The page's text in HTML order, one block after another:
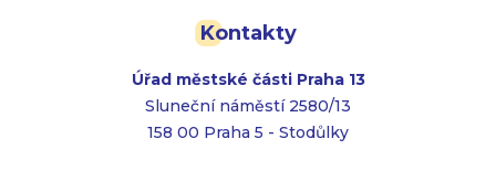
Kontakty
Úřad městské části Praha 13
Sluneční náměstí 2580/13
158 00 Praha 5 - Stodůlky